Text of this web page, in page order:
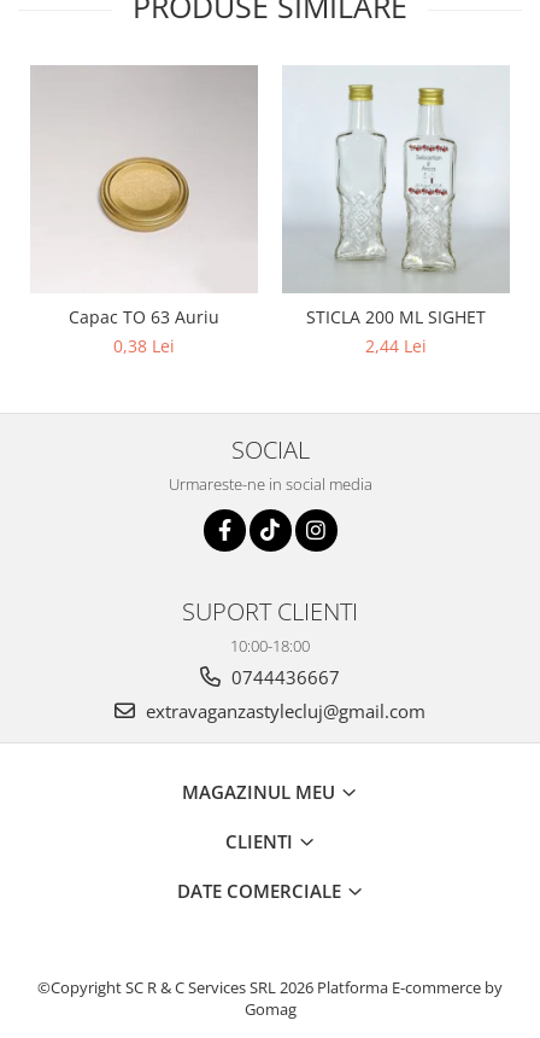
Capac TO 63 Auriu
0,38 Lei
STICLA 200 ML SIGHET
2,44 Lei
SOCIAL
Urmareste-ne in social media
SUPORT CLIENTI
10:00-18:00
0744436667
extravaganzastylecluj@gmail.com
MAGAZINUL MEU
CLIENTI
DATE COMERCIALE
©Copyright SC R & C Services SRL 2026 Platforma E-commerce by
Gomag